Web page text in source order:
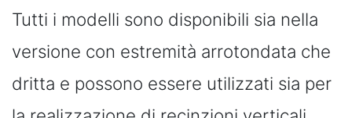
Tutti i modelli sono disponibili sia nella
versione con estremità arrotondata che
dritta e possono essere utilizzati sia per